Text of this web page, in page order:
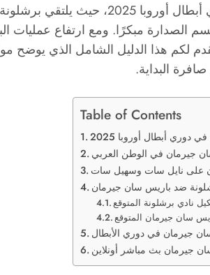
تترقب الجماهير العربية واحدة من أقوى قمم دوري
الصدارة مبكرًا. ومع ارتفاع عمليات
لكم هذا الدليل الشامل الذي يوضح
البداية.
Table of Contents
أبطال أوروبا 2025
جيرمان في الوطن العربي
على نايل سات وسهيل سات
ضد باريس سان جيرمان
جيرمان في دوري الأبطال
جيرمان بث مباشر أونلاين